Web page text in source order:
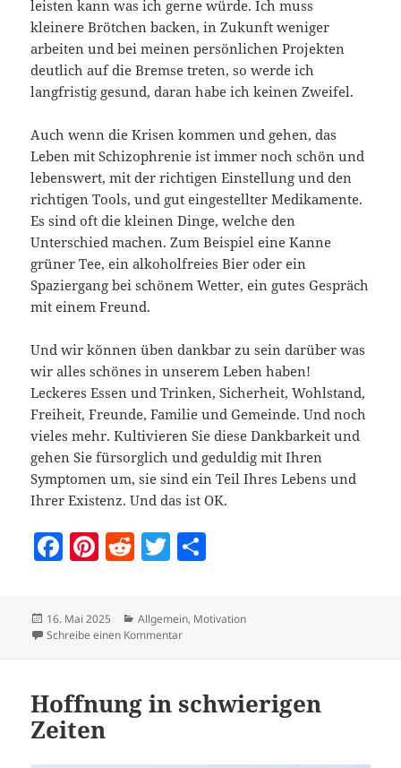
leisten kann was ich gerne würde. Ich muss
kleinere Brötchen backen, in Zukunft weniger
arbeiten und bei meinen persönlichen Projekten
deutlich auf die Bremse treten, so werde ich
langfristig gesund, daran habe ich keinen Zweifel.
Auch wenn die Krisen kommen und gehen, das
Leben mit Schizophrenie ist immer noch schön und
lebenswert, mit der richtigen Einstellung und den
richtigen Tools, und gut eingestellter Medikamente.
Es sind oft die kleinen Dinge, welche den
Unterschied machen. Zum Beispiel eine Kanne
grüner Tee, ein alkoholfreies Bier oder ein
Spaziergang bei schönem Wetter, ein gutes Gespräch
mit einem Freund.
Und wir können üben dankbar zu sein darüber was
wir alles schönes in unserem Leben haben!
Leckeres Essen und Trinken, Sicherheit, Wohlstand,
Freiheit, Freunde, Familie und Gemeinde. Und noch
vieles mehr. Kultivieren Sie diese Dankbarkeit und
gehen Sie fürsorglich und geduldig mit Ihren
Symptomen um, sie sind ein Teil Ihres Lebens und
Ihrer Existenz. Und das ist OK.
F
e
o
o
k
Pi
es
R
d
di
T
ern
Veröffentlicht
am
16. Mai 2025 Kategorien
Allgemein, Motivation
Schreibe einen Kommentarzu Krankheit akzeptieren
Hoffnung in schwierigen
Zeiten